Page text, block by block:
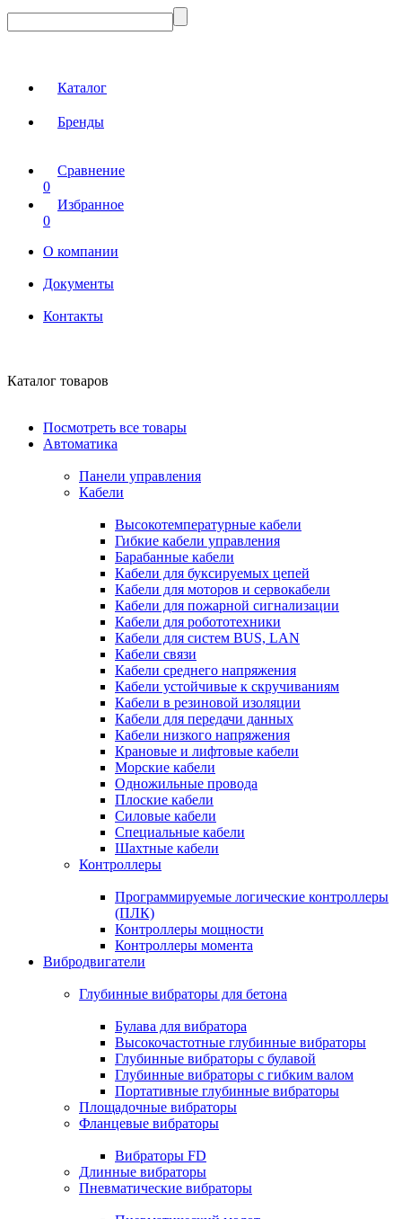
Каталог
Бренды
Сравнение
0
Избранное
0
О компании
Документы
Контакты
Каталог товаров
Посмотреть все товары
Автоматика
Панели управления
Кабели
Высокотемпературные кабели
Гибкие кабели управления
Барабанные кабели
Кабели для буксируемых цепей
Кабели для моторов и сервокабели
Кабели для пожарной сигнализации
Кабели для робототехники
Кабели для систем BUS, LAN
Кабели связи
Кабели среднего напряжения
Кабели устойчивые к скручиваниям
Кабели в резиновой изоляции
Кабели для передачи данных
Кабели низкого напряжения
Крановые и лифтовые кабели
Морские кабели
Одножильные провода
Плоские кабели
Силовые кабели
Специальные кабели
Шахтные кабели
Контроллеры
Программируемые логические контроллеры
(ПЛК)
Контроллеры мощности
Контроллеры момента
Вибродвигатели
Глубинные вибраторы для бетона
Булава для вибратора
Высокочастотные глубинные вибраторы
Глубинные вибраторы с булавой
Глубинные вибраторы с гибким валом
Портативные глубинные вибраторы
Площадочные вибраторы
Фланцевые вибраторы
Вибраторы FD
Длинные вибраторы
Пневматические вибраторы